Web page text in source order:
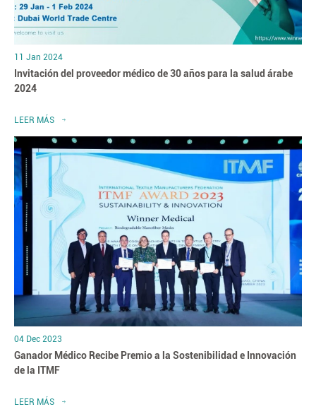
11 Jan 2024
Invitación del proveedor médico de 30 años para la salud árabe
2024
LEER MÁS
04 Dec 2023
Ganador Médico Recibe Premio a la Sostenibilidad e Innovación
de la ITMF
LEER MÁS